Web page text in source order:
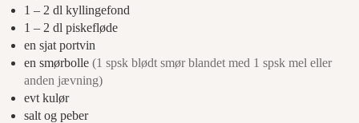
1 – 2 dl kyllingefond
1 – 2 dl piskefløde
en sjat portvin
en smørbolle (1 spsk blødt smør blandet med 1 spsk mel eller
anden jævning)
evt kulør
salt og peber